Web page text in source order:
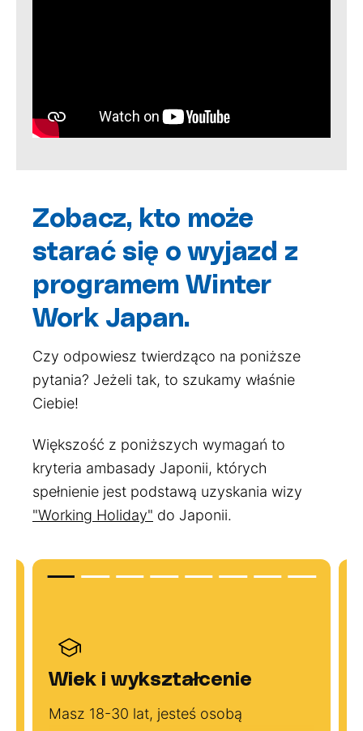
Zobacz, kto może
starać się o wyjazd z
programem Winter
Work Japan.
Czy odpowiesz twierdząco na poniższe
pytania? Jeżeli tak, to szukamy właśnie
Ciebie!
Większość z poniższych wymagań to
kryteria ambasady Japonii, których
spełnienie jest podstawą uzyskania wizy
"Working Holiday" do Japonii.
Wiek i wykształcenie
Masz 18-30 lat, jesteś osobą